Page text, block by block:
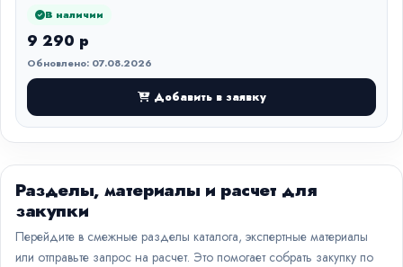
В наличии
9 290 р
Обновлено: 07.08.2026
Добавить в заявку
Разделы, материалы и расчет для
закупки
Перейдите в смежные разделы каталога, экспертные материалы
или отправьте запрос на расчет. Это помогает собрать закупку по